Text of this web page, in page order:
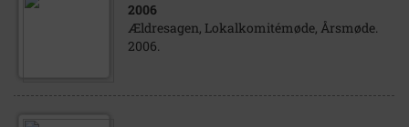
2006
Ældresagen, Lokalkomitémøde, Årsmøde.
2006.